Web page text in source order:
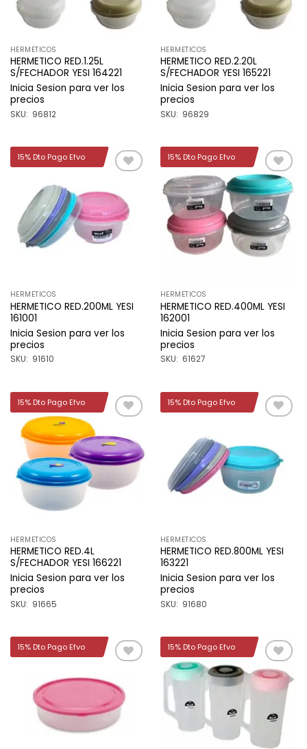
HERMETICOS
HERMETICO RED.1.25L
S/FECHADOR YESI 164221
Inicia Sesion para ver los
precios
SKU: 96812
HERMETICOS
HERMETICO RED.2.20L
S/FECHADOR YESI 165221
Inicia Sesion para ver los
precios
SKU: 96829
lista de
deseos
HERMETICOS
HERMETICO RED.200ML YESI
161001
Inicia Sesion para ver los
precios
SKU: 91610
15% Dto Pago Efvo
Añadir
a la
lista de
deseos
HERMETICOS
HERMETICO RED.400ML YESI
162001
Inicia Sesion para ver los
precios
SKU: 61627
15% Dto Pago Efvo
a la
lista de
deseos
HERMETICOS
HERMETICO RED.4L
S/FECHADOR YESI 166221
Inicia Sesion para ver los
precios
SKU: 91665
15% Dto Pago Efvo
lista de
deseos
HERMETICOS
HERMETICO RED.800ML YESI
163221
Inicia Sesion para ver los
precios
SKU: 91680
15% Dto Pago Efvo
lista de
deseos
15% Dto Pago Efvo
Añadir
a la
lista de
deseos
15% Dto Pago Efvo